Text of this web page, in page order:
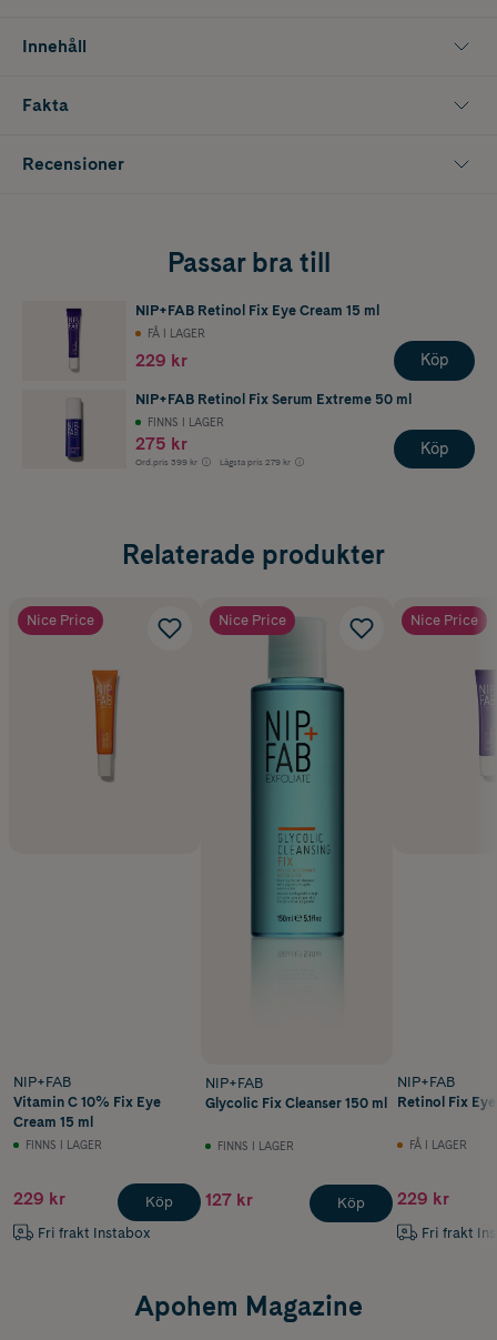
Innehåll
Fakta
Recensioner
Passar bra till
NIP+FAB Retinol Fix Eye Cream 15 ml
FÅ I LAGER
229 kr Köp
NIP+FAB Retinol Fix Serum Extreme 50 ml
FINNS I LAGER
275 kr
Ord.pris 399 kr Lägsta pris 279 kr
Köp
Relaterade produkter
Nice Price
NIP+FAB
Vitamin C 10% Fix Eye
Cream 15 ml
FINNS I LAGER
229 kr
Fri frakt Instabox
Köp
Nice Price
NIP+FAB
Glycolic Fix Cleanser 150 ml
FINNS I LAGER
127 kr Köp
Nice Price
NIP+FAB
Retinol Fix
FÅ I LAGER
229 kr
Fri frakt
Apohem Magazine